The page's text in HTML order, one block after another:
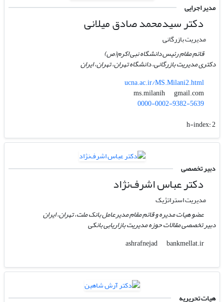
مدیر اجرایی
دکتر سیدمحمد صادق میلانی
مدیریت بازرگانی
قائم مقام رئیس دانشگاه نبی اکرم(ص)
دکتری مدیریت بازرگانی، دانشگاه تهران، تهران، ایران
ucna.ac.ir/MS.Milani2.html
ms.milanih
gmail.com
0000-0002-9382-5639
h-index:2
دبیر تخصصی
دکتر عباس اشرف‌نژاد
مدیریت استراتژیک
عضو هیات مدیره و قائم مقام مدیرعامل بانک ملت، تهران، ایران
دبیر تخصصی مقالات حوزه مدیریت بازاریابی بانکی
ashrafnejad
bankmellat.ir
هیات تحریریه